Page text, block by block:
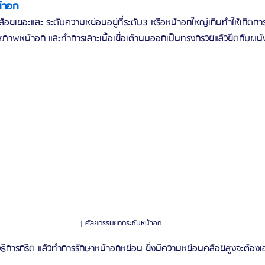
อก
เยอะและ ระดับความหย่อนอยู่ที่ระดับ3 หรือหน้าอกใหญ่เกินทำให้เกิดก
าพหน้าอก และทำการเลาะเนื้อเยื่อเต้านมออกเป็นทรงกรวยแล้วยึดกับผ
| ศัลยกรรมยกกระชับหน้าอก
การกรีด แล้วทำการรักษาหน้าอกหย่อน ยิ่งมีความหย่อนคล้อยสูงจะต้อง